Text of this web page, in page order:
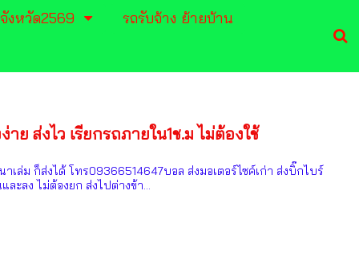
งหวัด2569 รถรับจ้าง ย้ายบ้าน
ย ส่งไว เรียกรถภายใน1ช.ม ไม่ต้องใช้
เล่ม ก็ส่งได้ โทร09366514647บอล ส่งมอเตอร์ไซค์เก่า ส่งบิ๊กไบร์
ะลง ไม่ต้องยก ส่งไปต่างข้า...